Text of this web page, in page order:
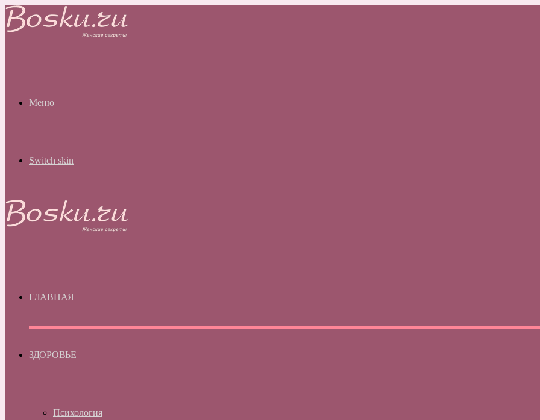
Меню
Switch skin
ГЛАВНАЯ
ЗДОРОВЬЕ
Психология